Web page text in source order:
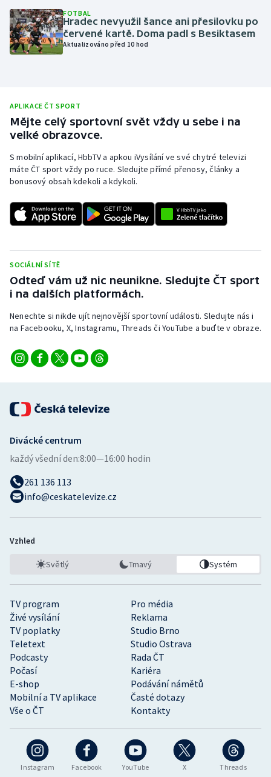
Parasport
Plavání
Rychlobruslení
Rychlostní kanoistika
Short track
Sportovní střelba
Veslování
Vodní slalom
Volejbal
FOTBAL
Hradec nevyužil šance ani přesilovku po
červené kartě. Doma padl s Besiktasem
Aktualizováno před 10 hod
APLIKACE ČT SPORT
Mějte celý sportovní svět vždy u sebe i na
velké obrazovce.
S mobilní aplikací, HbbTV a apkou iVysílání ve své chytré televizi
máte ČT sport vždy po ruce. Sledujte přímé přenosy, články a
bonusový obsah kdekoli a kdykoli.
SOCIÁLNÍ SÍTĚ
Odteď vám už nic neunikne. Sledujte ČT sport
i na dalších platformách.
Nenechte si nikde ujít nejnovější sportovní události. Sledujte nás i
na Facebooku, X, Instagramu, Threads či YouTube a buďte v obraze.
Instagram Facebook YouTube X Threads
TV program
Pro média
Živé vysílání
Reklama
TV poplatky
Studio Brno
Teletext
Studio Ostrava
Podcasty
Rada ČT
Počasí
Kariéra
E-shop
Podávání námětů
Mobilní a TV aplikace
Časté dotazy
Vše o ČT
Kontakty
Divácké centrum
každý všední den:8:00—16:00 hodin
261 136 113
info@ceskatelevize.cz
Vzhled
Světlý Tmavý Systém